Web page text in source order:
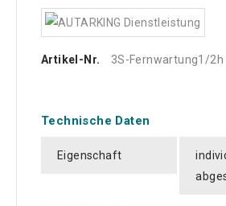
Artikel-Nr. 3S-Fernwartung1/2h
Technische Daten
Eigenschaft